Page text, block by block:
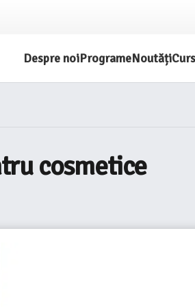
Despre noiProgrameNoutăți
cosmetice